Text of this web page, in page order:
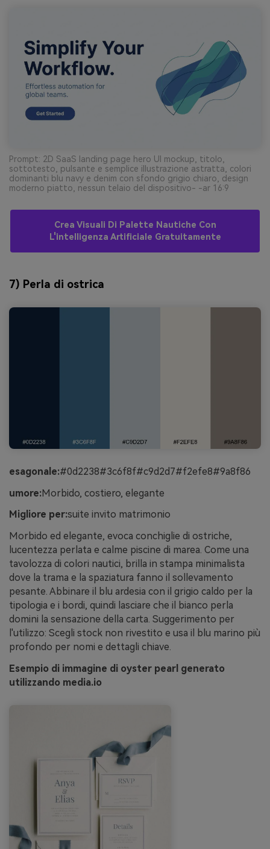
Prompt: 2D SaaS landing page hero UI mockup, titolo,
sottotesto, pulsante e semplice illustrazione astratta, colori
dominanti blu navy e denim con sfondo grigio chiaro, design
moderno piatto, nessun telaio del dispositivo- -ar 16:9
Crea Visuali Di Palette Nautiche Con
L'intelligenza Artificiale Gratuitamente
7) Perla di ostrica
esagonale:#0d2238#3c6f8f#c9d2d7#f2efe8#9a8f86
umore:Morbido, costiero, elegante
Migliore per:suite invito matrimonio
Morbido ed elegante, evoca conchiglie di ostriche,
lucentezza perlata e calme piscine di marea. Come una
tavolozza di colori nautici, brilla in stampa minimalista
dove la trama e la spaziatura fanno il sollevamento
pesante. Abbinare il blu ardesia con il grigio caldo per la
tipologia e i bordi, quindi lasciare che il bianco perla
domini la sensazione della carta. Suggerimento per
l'utilizzo: Scegli stock non rivestito e usa il blu marino più
profondo per nomi e dettagli chiave.
Esempio di immagine di oyster pearl generato
utilizzando media.io